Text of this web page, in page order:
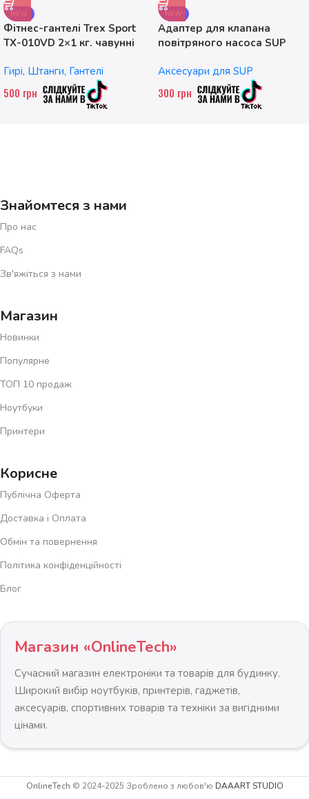
NEW
Фітнес-гантелі Trex Sport
TX-010VD 2×1 кг. чавунні
Гирі, Штанги, Гантелі
500 грн
NEW
Адаптер для клапана
повітряного насоса SUP
Аксесуари для SUP
300 грн
Знайомтеся з нами
Про нас
FAQs
Зв'яжіться з нами
Магазин
Новинки
Популярне
ТОП 10 продаж
Ноутбуки
Принтери
Корисне
Публічна Оферта
Доставка і Оплата
Обмін та повернення
Політика конфіденційності
Блог
Магазин «OnlineTech»
Сучасний магазин електроніки та товарів для будинку.
Широкий вибір ноутбуків, принтерів, гаджетів,
аксесуарів, спортивних товарів та техніки за вигідними
цінами.
OnlineTech © 2024-2025 Зроблено з любов'ю DAAART STUDIO
Металевий